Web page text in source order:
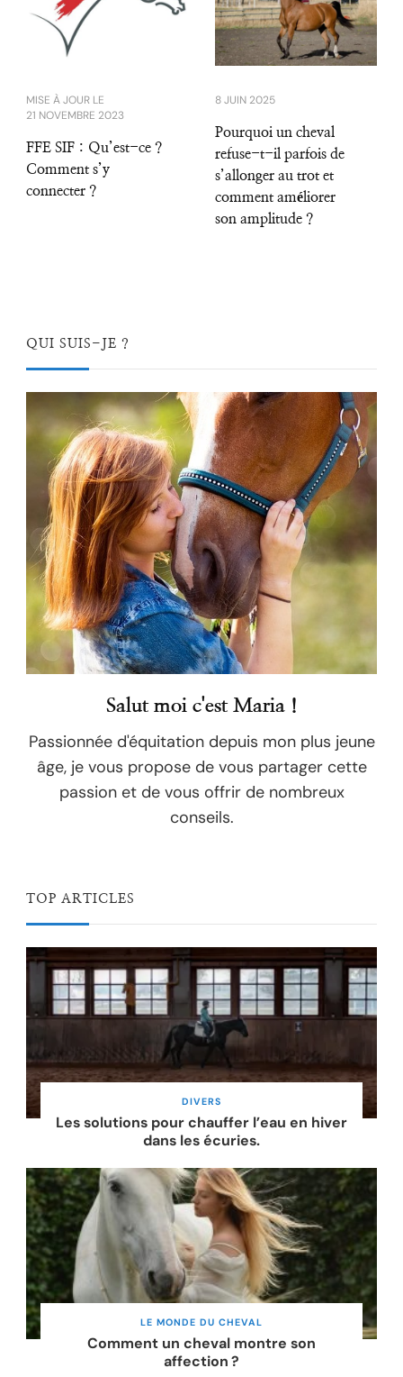
MISE À JOUR LE
21 NOVEMBRE 2023
FFE SIF : Qu’est-ce ?
Comment s’y
connecter ?
8 JUIN 2025
Pourquoi un cheval
refuse-t-il parfois de
s’allonger au trot et
comment améliorer
son amplitude ?
QUI SUIS-JE ?
Salut moi c'est Maria !
Passionnée d'équitation depuis mon plus jeune
âge, je vous propose de vous partager cette
passion et de vous offrir de nombreux
conseils.
TOP ARTICLES
DIVERS
Les solutions pour chauffer l’eau en hiver
dans les écuries.
LE MONDE DU CHEVAL
Comment un cheval montre son
affection ?